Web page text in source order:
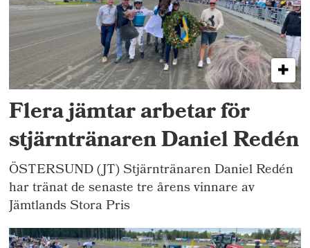
Flera jämtar arbetar för
stjärntränaren Daniel Redén
ÖSTERSUND (JT) Stjärntränaren Daniel Redén
har tränat de senaste tre årens vinnare av
Jämtlands Stora Pris